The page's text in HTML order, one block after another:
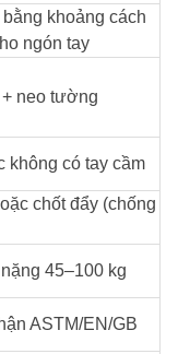
khoảng cách
ngón tay
+ neo tường
không có tay cầm
chốt đẩy (chống
45–100 kg
ASTM/EN/GB